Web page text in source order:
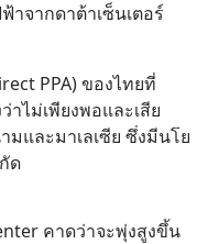
าจากดาต้าเซ็นเตอร์
PPA) ของไทยที่
าไม่เพียงพอและเสีย
มและมาเลเซีย ซึ่งมีนโย
ด
คาดว่าจะพุ่งสูงขึ้น